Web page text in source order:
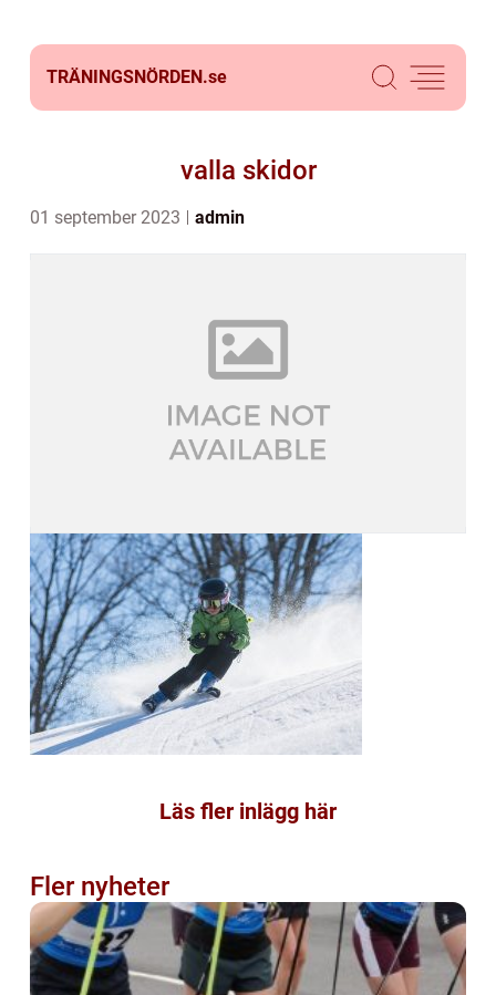
TRÄNINGSNÖRDEN.se
valla skidor
01 september 2023 admin
Läs fler inlägg här
Fler nyheter